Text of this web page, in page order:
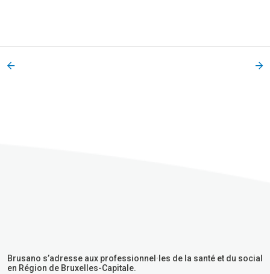
Brusano s’adresse aux professionnel·les de la santé et du social
en Région de Bruxelles-Capitale.